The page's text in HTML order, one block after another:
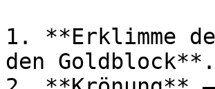
1. **Erklimme
den Goldblock**.